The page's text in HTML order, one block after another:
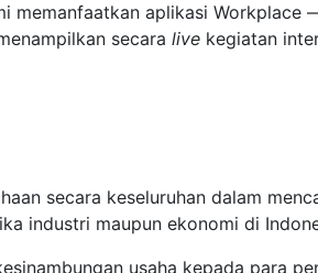
memanfaatkan aplikasi Workplace
secara live kegiatan
secara keseluruhan dalam
industri maupun ekonomi di
usaha kepada para